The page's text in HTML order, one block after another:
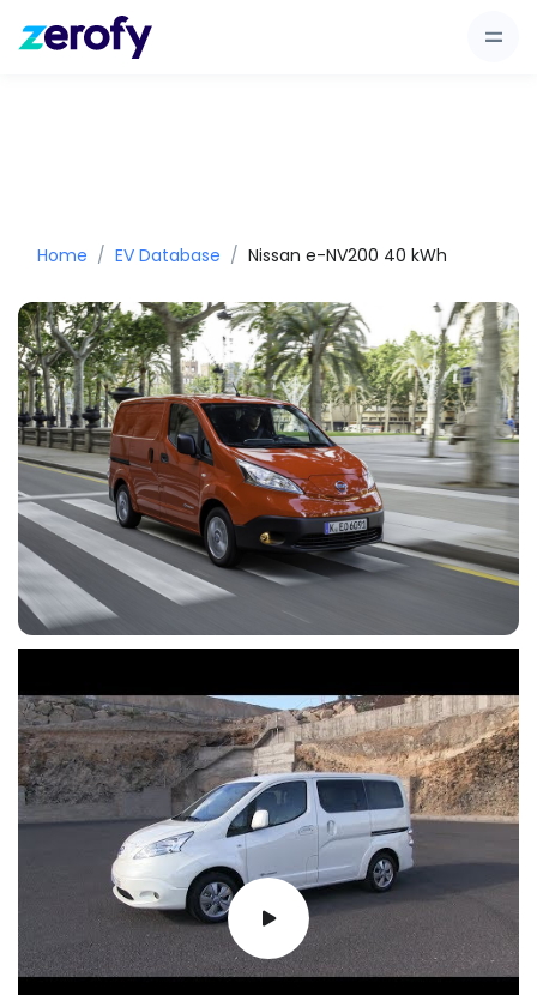
Home EV Database Nissan e-NV200 40 kWh